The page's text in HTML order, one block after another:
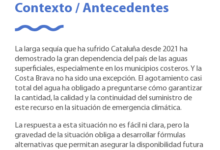
Contexto / Antecedentes
La larga sequía que ha sufrido Cataluña desde 2021 ha
demostrado la gran dependencia del país de las aguas
superficiales, especialmente en los municipios costeros. Y la
Costa Brava no ha sido una excepción. El agotamiento casi
total del agua ha obligado a preguntarse cómo garantizar
la cantidad, la calidad y la continuidad del suministro de
este recurso en la situación de emergencia climática.
La respuesta a esta situación no es fácil ni clara, pero la
gravedad de la situación obliga a desarrollar fórmulas
alternativas que permitan asegurar la disponibilidad futura